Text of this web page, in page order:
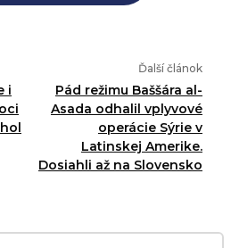
i
Ďalší článok
Pád režimu Baššára al-
Asada odhalil vplyvové
operácie Sýrie v
Latinskej Amerike.
Dosiahli až na Slovensko